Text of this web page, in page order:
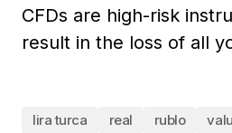
CFDs are high-risk
result in the loss of all
lira turca real rublo